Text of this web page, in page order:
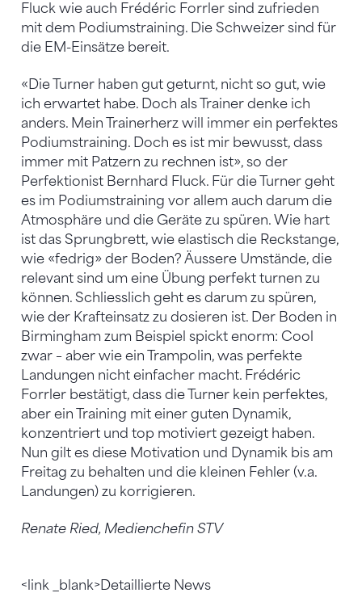
Fluck wie auch Frédéric Forrler sind zufrieden
mit dem Podiumstraining. Die Schweizer sind für
die EM-Einsätze bereit.
«Die Turner haben gut geturnt, nicht so gut, wie
ich erwartet habe. Doch als Trainer denke ich
anders. Mein Trainerherz will immer ein perfektes
Podiumstraining. Doch es ist mir bewusst, dass
immer mit Patzern zu rechnen ist», so der
Perfektionist Bernhard Fluck. Für die Turner geht
es im Podiumstraining vor allem auch darum die
Atmosphäre und die Geräte zu spüren. Wie hart
ist das Sprungbrett, wie elastisch die Reckstange,
wie «fedrig» der Boden? Äussere Umstände, die
relevant sind um eine Übung perfekt turnen zu
können. Schliesslich geht es darum zu spüren,
wie der Krafteinsatz zu dosieren ist. Der Boden in
Birmingham zum Beispiel spickt enorm: Cool
zwar – aber wie ein Trampolin, was perfekte
Landungen nicht einfacher macht. Frédéric
Forrler bestätigt, dass die Turner kein perfektes,
aber ein Training mit einer guten Dynamik,
konzentriert und top motiviert gezeigt haben.
Nun gilt es diese Motivation und Dynamik bis am
Freitag zu behalten und die kleinen Fehler (v.a.
Landungen) zu korrigieren.
Renate Ried, Medienchefin STV
<link _blank>Detaillierte News